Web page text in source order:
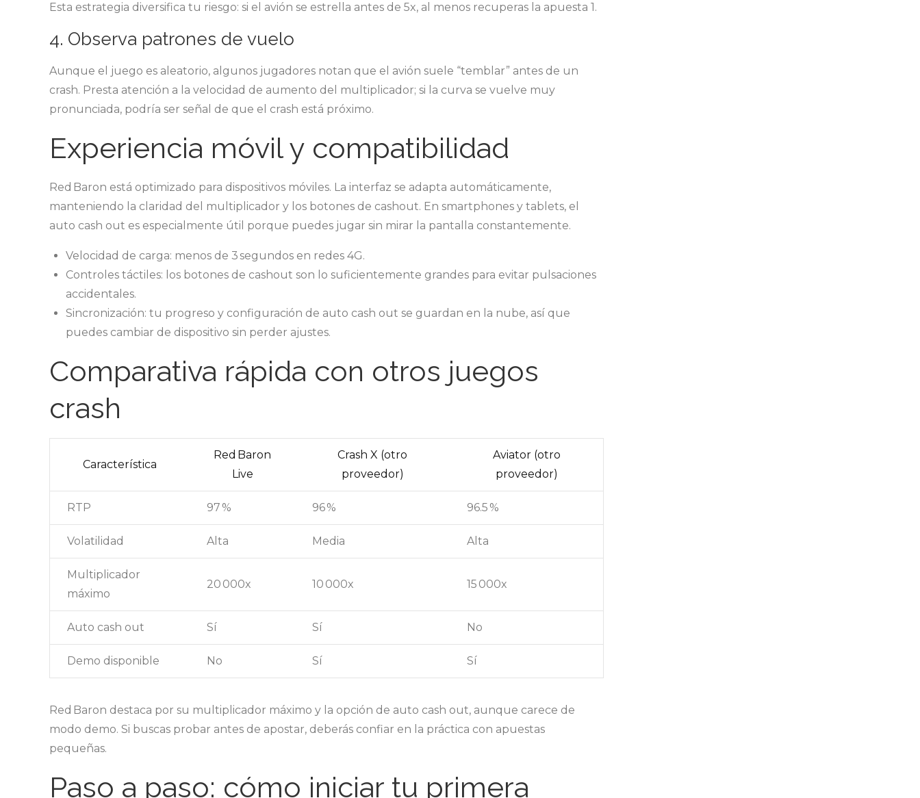
Esta estrategia diversifica tu riesgo: si el avión se estrella antes de 5x, al menos recuperas la apuesta 1.
4. Observa patrones de vuelo
Aunque el juego es aleatorio, algunos jugadores notan que el avión suele “temblar” antes de un
crash. Presta atención a la velocidad de aumento del multiplicador; si la curva se vuelve muy
pronunciada, podría ser señal de que el crash está próximo.
Experiencia móvil y compatibilidad
Red Baron está optimizado para dispositivos móviles. La interfaz se adapta automáticamente,
manteniendo la claridad del multiplicador y los botones de cashout. En smartphones y tablets, el
auto cash out es especialmente útil porque puedes jugar sin mirar la pantalla constantemente.
Velocidad de carga: menos de 3 segundos en redes 4G.
Controles táctiles: los botones de cashout son lo suficientemente grandes para evitar pulsaciones
accidentales.
Sincronización: tu progreso y configuración de auto cash out se guardan en la nube, así que
puedes cambiar de dispositivo sin perder ajustes.
Comparativa rápida con otros juegos
crash
Característica
Red Baron
Live
Crash X (otro
proveedor)
Aviator (otro
proveedor)
RTP 97 % 96 % 96.5 %
Volatilidad Alta Media Alta
Multiplicador
máximo
20 000x 10 000x 15 000x
Auto cash out Sí Sí No
Demo disponible No Sí Sí
Red Baron destaca por su multiplicador máximo y la opción de auto cash out, aunque carece de
modo demo. Si buscas probar antes de apostar, deberás confiar en la práctica con apuestas
pequeñas.
Paso a paso: cómo iniciar tu primera